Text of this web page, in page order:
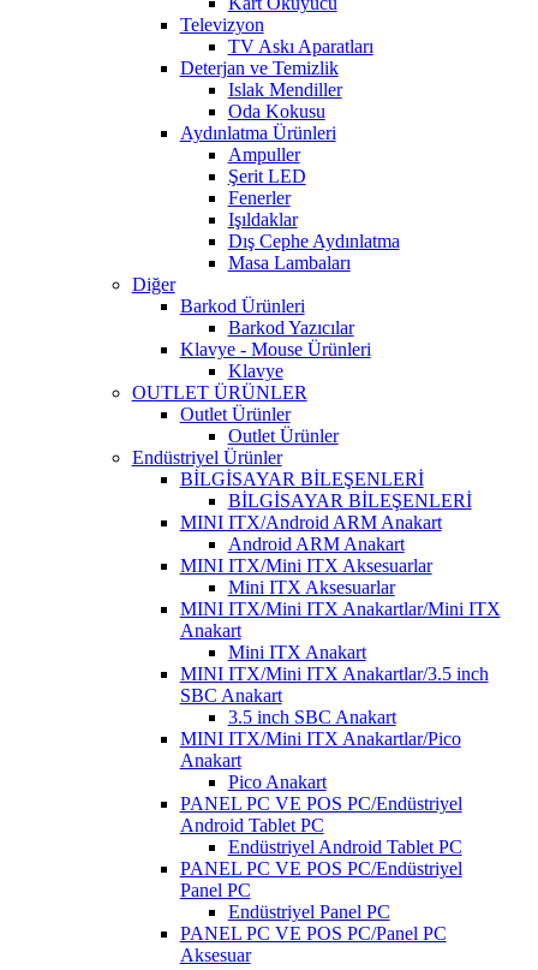
Televizyon
TV Askı Aparatları
Deterjan ve Temizlik
Islak Mendiller
Oda Kokusu
Aydınlatma Ürünleri
Ampuller
Şerit LED
Fenerler
Işıldaklar
Dış Cephe Aydınlatma
Masa Lambaları
Diğer
Barkod Ürünleri
Barkod Yazıcılar
Klavye - Mouse Ürünleri
Klavye
OUTLET ÜRÜNLER
Outlet Ürünler
Outlet Ürünler
Endüstriyel Ürünler
BİLGİSAYAR BİLEŞENLERİ
BİLGİSAYAR BİLEŞENLERİ
MINI ITX/Android ARM Anakart
Android ARM Anakart
MINI ITX/Mini ITX Aksesuarlar
Mini ITX Aksesuarlar
MINI ITX/Mini ITX Anakartlar/Mini ITX
Anakart
Mini ITX Anakart
MINI ITX/Mini ITX Anakartlar/3.5 inch
SBC Anakart
3.5 inch SBC Anakart
MINI ITX/Mini ITX Anakartlar/Pico
Anakart
Pico Anakart
PANEL PC VE POS PC/Endüstriyel
Android Tablet PC
Endüstriyel Android Tablet PC
PANEL PC VE POS PC/Endüstriyel
Panel PC
Endüstriyel Panel PC
PANEL PC VE POS PC/Panel PC
Aksesuar